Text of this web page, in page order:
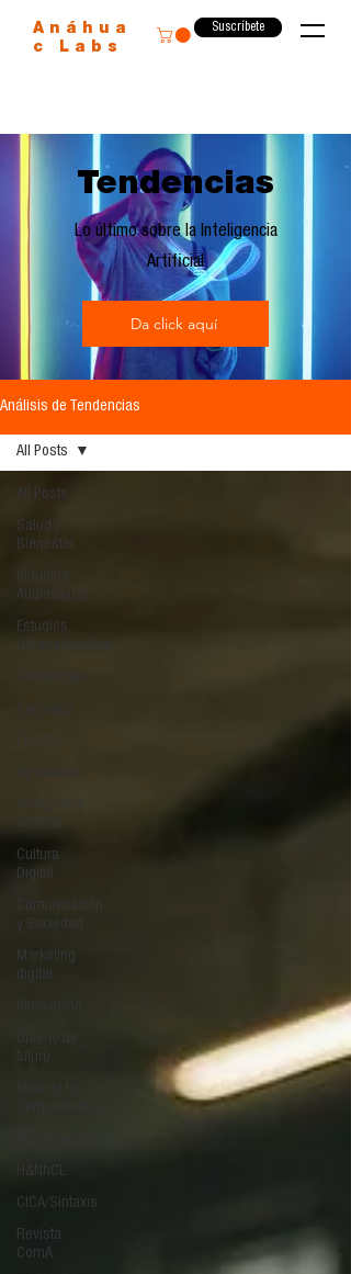
Anáhua
c Labs
Suscríbete
Tendencias
Lo último sobre la Inteligencia
Artificial
Da click aquí
Análisis de Tendencias
All Posts
Salud y
Bienestar
Industria
Audiovisual
Estudios
Generacionales
Artificial
Cultura
Digital
y Sociedad
Marketing
digital
futuro
H&NhCL
CICA/Sintaxis
Revista
ComA
All Posts